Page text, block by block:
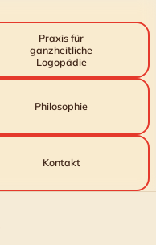
Praxis für
ganzheitliche
Logopädie
Philosophie
Kontakt